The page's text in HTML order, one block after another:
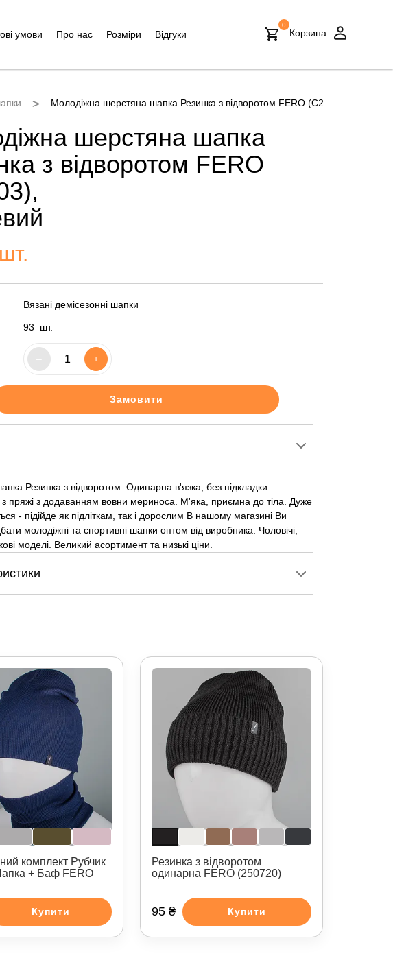
умови Про нас Розміри Відгуки
0
Корзина
Молодіжна шерстяна шапка Резинка з відворотом FERO (С2103)
шерстяна шапка
з відворотом FERO
Вязані демісезонні шапки
93 шт.
+
Замовити
Резинка з відворотом. Одинарна в'язка, без підкладки.
з пряжі з додаванням вовни мериноса. М'яка, приємна до тіла. Дуже
- підійде як підліткам, так і дорослим В нашому магазині Ви
молодіжні та спортивні шапки оптом від виробника. Чоловічі,
моделі. Великий асортимент та низькі ціни.
комплект Рубчик
+ Баф FERO
Купити
Резинка з відворотом
одинарна FERO (250720)
95 ₴ Купити